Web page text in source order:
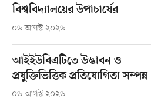
বিশ্ববিদ্যালয়ের উপাচার্যের
০৬ আগস্ট ২০২৬
আইইউবিএটিতে উদ্ভাবন ও
প্রযুক্তিভিত্তিক প্রতিযোগিতা সম্পন্ন
০৬ আগস্ট ২০২৬